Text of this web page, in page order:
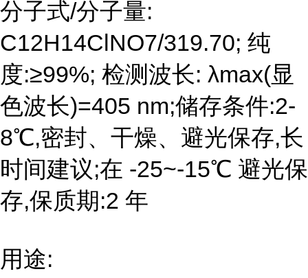
分子式/分子量:
C12H14ClNO7/319.70; 纯
度:≥99%; 检测波长: λmax(显
色波长)=405 nm;储存条件:2-
8℃,密封、干燥、避光保存,长
时间建议;在 -25~-15℃ 避光保
存,保质期:2 年
用途: